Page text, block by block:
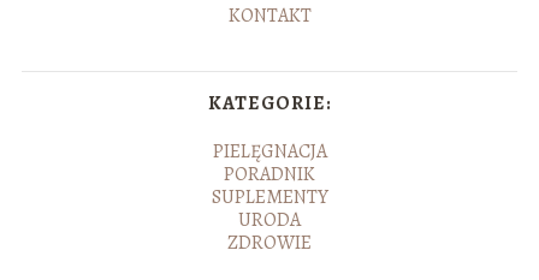
KONTAKT
KATEGORIE:
PIELĘGNACJA
PORADNIK
SUPLEMENTY
URODA
ZDROWIE